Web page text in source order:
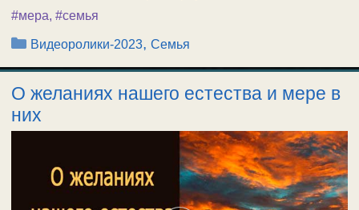
#мера, #семья
Рубрики
Видеоролики-2023,Семья
О желаниях нашего естества и мере в
них